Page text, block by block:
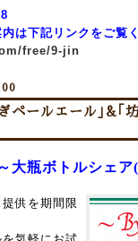
は下記リンクをご覧
free/9-jin
ペールエール｣&｢
大瓶ボトルシェ
供を期間限